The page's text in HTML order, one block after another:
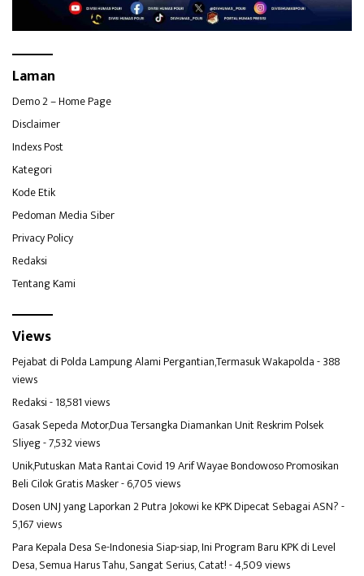
Laman
Demo 2 – Home Page
Disclaimer
Indexs Post
Kategori
Kode Etik
Pedoman Media Siber
Privacy Policy
Redaksi
Tentang Kami
Views
Pejabat di Polda Lampung Alami Pergantian,Termasuk Wakapolda- 388
views
Redaksi- 18,581 views
Gasak Sepeda Motor,Dua Tersangka Diamankan Unit Reskrim Polsek
Sliyeg- 7,532 views
Unik,Putuskan Mata Rantai Covid 19 Arif Wayae Bondowoso Promosikan
Beli Cilok Gratis Masker- 6,705 views
Dosen UNJ yang Laporkan 2 Putra Jokowi ke KPK Dipecat Sebagai ASN?-
5,167 views
Para Kepala Desa Se-Indonesia Siap-siap, Ini Program Baru KPK di Level
Desa, Semua Harus Tahu, Sangat Serius, Catat!- 4,509 views